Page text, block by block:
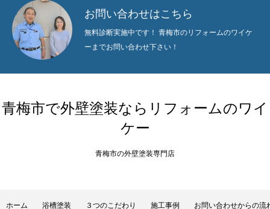
お問い合わせはこちら
無料診断実施中です！ 青梅市のリフォームのワイケ
ーまでお問い合わせ下さい！
青梅市で外壁塗装ならリフォームのワイ
ケー
青梅市の外壁塗装専門店
ホーム 浴槽塗装 ３つのこだわり 施工事例 お問い合わせからの流